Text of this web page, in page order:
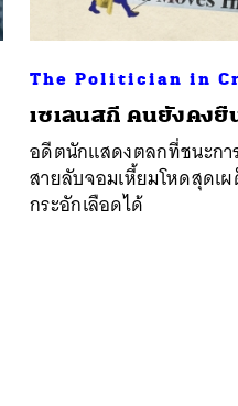
The Politician in
เซเลนสกี คนยังคงยื
อดีตนักแสดงตลกที่ชนะกา
สายลับจอมเหี้ยมโหดสุดเ
กระอักเลือดได้